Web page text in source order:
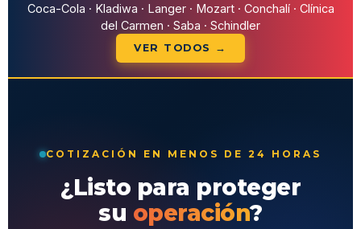
Coca-Cola · Kladiwa · Langer · Mozart · Conchalí · Clínica
del Carmen · Saba · Schindler
VER TODOS →
COTIZACIÓN EN MENOS DE 24 HORAS
¿Listo para proteger
su operación?